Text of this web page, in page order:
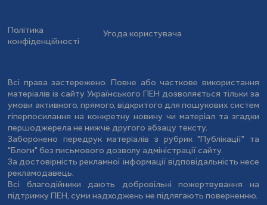
Політика
конфіденційності
Угода користувача
Всі права застережено. Повне або часткове використання
матеріалів із сайту Українського ПЕН дозволяється тільки за
умови активного, прямого, відкритого для пошукових систем
гіперпосилання на конкретну новину чи матеріал та згадки
першоджерела не нижче другого абзацу тексту.
Заборонено передрук матеріалів з рубрик "Публікації" та
"Блоги" без письмового дозволу адміністрації сайту.
За достовірність рекламної інформації відповідальність несе
рекламодавець.
Всі благодійники дають добровільні пожертвування на
підтримку ПЕН, суми надходжень не підлягають поверненню.